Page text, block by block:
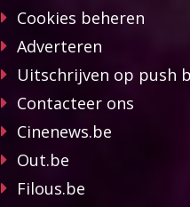
Cookies beheren
Adverteren
Uitschrijven op push
Contacteer ons
Cinenews.be
Out.be
Filous.be